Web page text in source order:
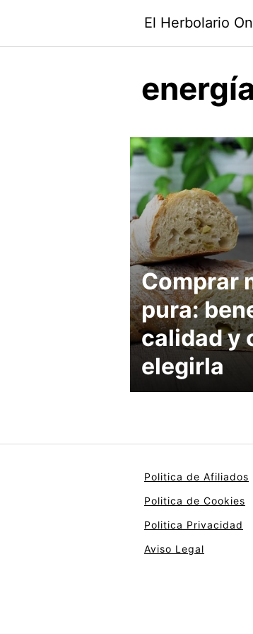
El Herbolario
energía
Comprar
pura:
calidad y
elegirla
Politica de Afiliados
Politica de Cookies
Politica Privacidad
Aviso Legal